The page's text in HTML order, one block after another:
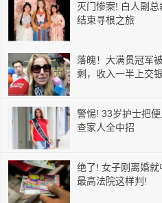
灭门惨案! 白人副
结束寻根之旅
落魄！大满贯冠军
剩，收入一半上交
警惕! 33岁护士把
查家人全中招
绝了! 女子刚离婚
最高法院这样判!